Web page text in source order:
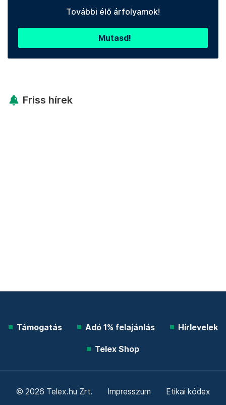
További élő árfolyamok!
Mutasd!
Friss hírek
Támogatás Adó 1% felajánlás Hírlevelek
Telex Shop
© 2026 Telex.hu Zrt. Impresszum Etikai kódex